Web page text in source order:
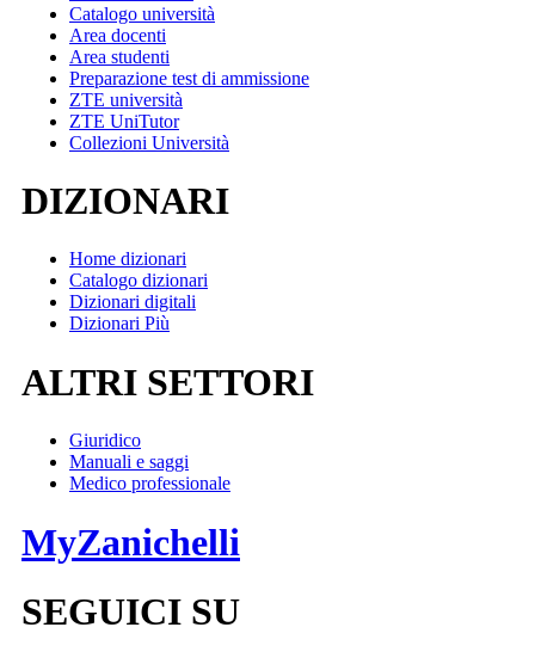
Catalogo università
Area docenti
Area studenti
Preparazione test di ammissione
ZTE università
ZTE UniTutor
Collezioni Università
DIZIONARI
Home dizionari
Catalogo dizionari
Dizionari digitali
Dizionari Più
ALTRI SETTORI
Giuridico
Manuali e saggi
Medico professionale
MyZanichelli
SEGUICI SU